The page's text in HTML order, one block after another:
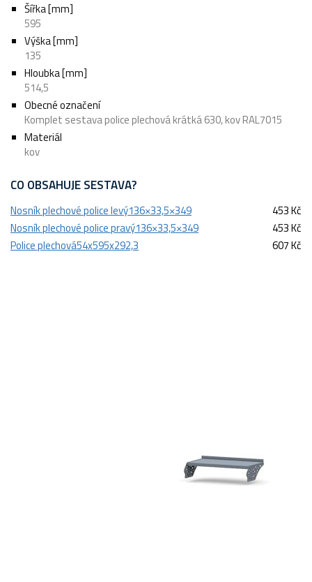
Šířka [mm]
595
Výška [mm]
135
Hloubka [mm]
514,5
Obecné označení
Komplet sestava police plechová krátká 630, kov RAL7015
Materiál
kov
CO OBSAHUJE SESTAVA?
Nosník plechové police levý136×33,5×349
453 Kč
Nosník plechové police pravý136×33,5×349
453 Kč
Police plechová54x595x292,3
607 Kč